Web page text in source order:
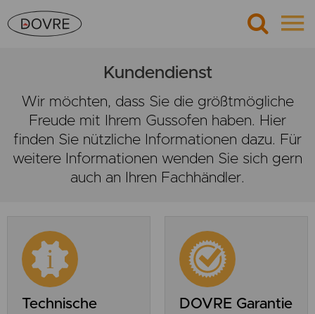
Kundendienst
Wir möchten, dass Sie die größtmögliche
Freude mit Ihrem Gussofen haben. Hier
finden Sie nützliche Informationen dazu. Für
weitere Informationen wenden Sie sich gern
auch an Ihren Fachhändler.
Technische
DOVRE Garantie